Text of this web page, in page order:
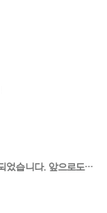
얼라우투 8EST PICK 에 선정되었습니다. 앞으로도 멋진 작품 기대할게요!